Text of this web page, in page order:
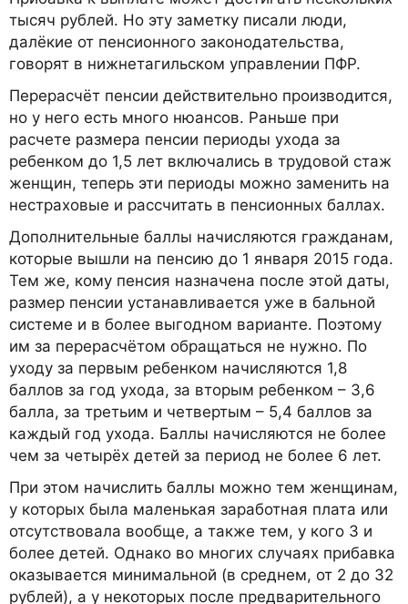
тысяч рублей. Но эту заметку писали люди,
далёкие от пенсионного законодательства,
говорят в нижнетагильском управлении ПФР.
Перерасчёт пенсии действительно производится,
но у него есть много нюансов. Раньше при
расчете размера пенсии периоды ухода за
ребенком до 1,5 лет включались в трудовой стаж
женщин, теперь эти периоды можно заменить на
нестраховые и рассчитать в пенсионных баллах.
Дополнительные баллы начисляются гражданам,
которые вышли на пенсию до 1 января 2015 года.
Тем же, кому пенсия назначена после этой даты,
размер пенсии устанавливается уже в бальной
системе и в более выгодном варианте. Поэтому
им за перерасчётом обращаться не нужно. По
уходу за первым ребенком начисляются 1,8
баллов за год ухода, за вторым ребенком – 3,6
балла, за третьим и четвертым – 5,4 баллов за
каждый год ухода. Баллы начисляются не более
чем за четырёх детей за период не более 6 лет.
При этом начислить баллы можно тем женщинам,
у которых была маленькая заработная плата или
отсутствовала вообще, а также тем, у кого 3 и
более детей. Однако во многих случаях прибавка
оказывается минимальной (в среднем, от 2 до 32
рублей), а у некоторых после предварительного